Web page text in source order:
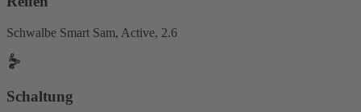
Schwalbe Smart Sam, Active, 2.6
Schaltung